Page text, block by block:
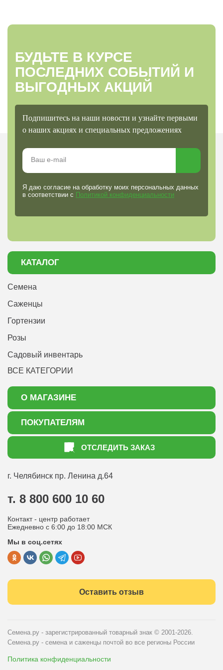
БУДЬТЕ В КУРСЕ
ПОСЛЕДНИХ СОБЫТИЙ И
ВЫГОДНЫХ АКЦИЙ
Подпишитесь на наши новости и узнайте первыми
о наших акциях и специальных предложениях
Я даю согласие на обработку моих персональных данных
в соответствии с Политикой конфиденциальности
КАТАЛОГ
Семена
Саженцы
Гортензии
Розы
Садовый инвентарь
ВСЕ КАТЕГОРИИ
О МАГАЗИНЕ
О нас
Акции
ПОКУПАТЕЛЯМ
Как оформить заказ
Статьи садоводу
Оптовым покупателям
Политика конфиденциальности
Публичная оферта
ОТСЛЕДИТЬ ЗАКАЗ
г. Челябинск пр. Ленина д.64
т. 8 800 600 10 60
Контакт - центр работает
Ежедневно с 6:00 до 18:00 МСК
Мы в соц.сетях
Оставить отзыв
Семена.ру - зарегистрированный товарный знак © 2001-2026.
Семена.ру - семена и саженцы почтой во все регионы России
Политика конфиденциальности